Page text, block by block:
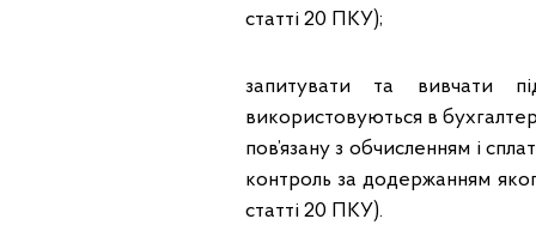
статті 20 ПКУ);
запитувати та вивчати
використовуються в
пов’язану з обчисленням і
контроль за додержанням
статті 20 ПКУ).